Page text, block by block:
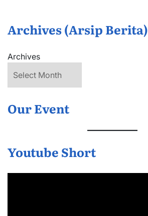
Archives (Arsip Berita)
Archives
Our Event
Youtube Short